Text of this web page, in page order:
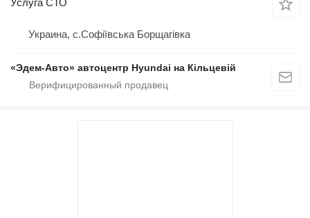
Услуга СТО
Украина, с.Софіївська Борщагівка
«Эдем-Авто» автоцентр Hyundai на Кільцевій